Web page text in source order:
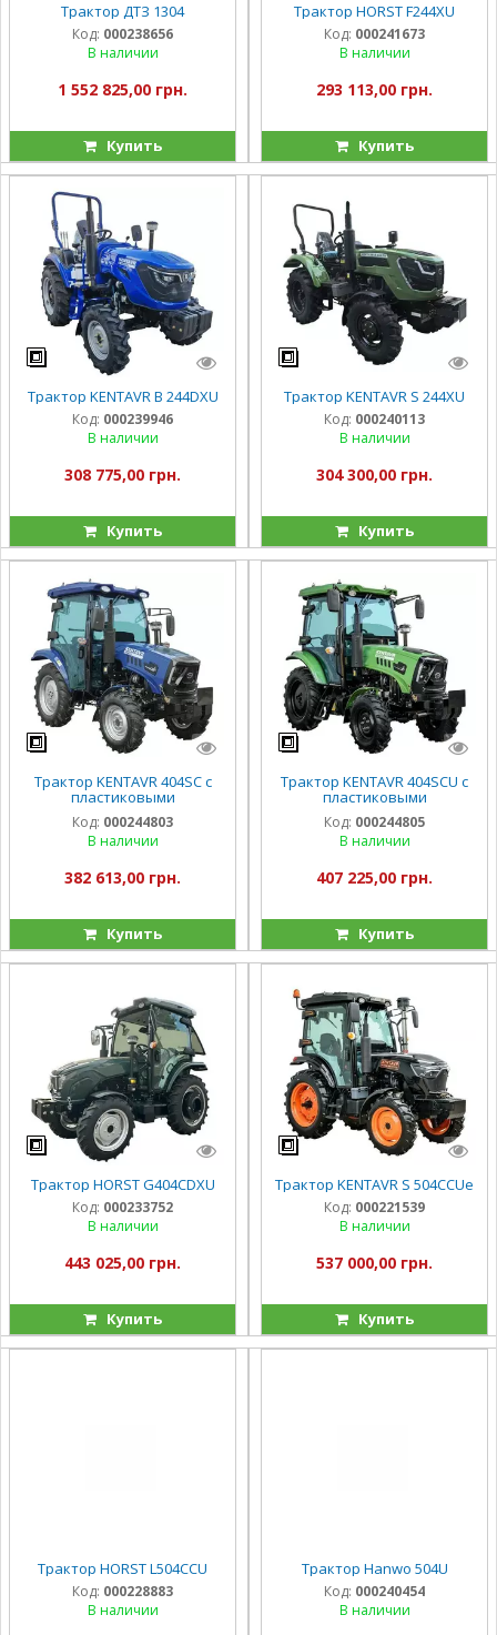
Трактор ДТЗ 1304
Код: 000238656
В наличии
1 552 825,00 грн.
Купить
Трактор HORST F244XU
Код: 000241673
В наличии
293 113,00 грн.
Купить
Трактор KENTAVR B 244DXU
Код: 000239946
В наличии
308 775,00 грн.
Купить
Трактор KENTAVR S 244XU
Код: 000240113
В наличии
304 300,00 грн.
Купить
Трактор KENTAVR 404SC с
пластиковыми
органайзерами
Код: 000244803
В наличии
382 613,00 грн.
Купить
Трактор KENTAVR 404SCU с
пластиковыми
органайзерами
Код: 000244805
В наличии
407 225,00 грн.
Купить
Трактор HORST G404CDXU
Код: 000233752
В наличии
443 025,00 грн.
Купить
Трактор KENTAVR S 504CСUе
Код: 000221539
В наличии
537 000,00 грн.
Купить
Трактор HORST L504CCU
Код: 000228883
В наличии
Трактор Hanwo 504U
Код: 000240454
В наличии